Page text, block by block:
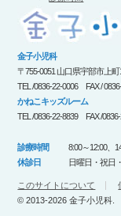
金子小児科
〒755-0051 山口県宇部市上
TEL /0836-22-0006 FAX /
かねこキッズルーム
TEL /0836-22-8839 FAX /
診療時間
8:00～12:00、
休診日
日曜日・祝日
このサイトについて
© 2013-2026 金子小児科.